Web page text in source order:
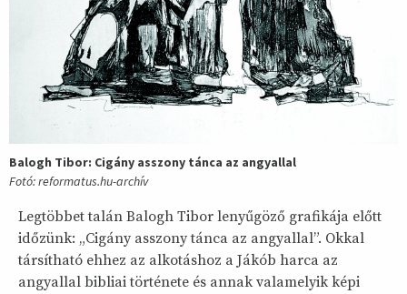
Balogh Tibor: Cigány asszony tánca az angyallal
Fotó: reformatus.hu-archív
Legtöbbet talán Balogh Tibor lenyűgöző grafikája előtt
időzünk: „Cigány asszony tánca az angyallal”. Okkal
társítható ehhez az alkotáshoz a Jákób harca az
angyallal bibliai története és annak valamelyik képi